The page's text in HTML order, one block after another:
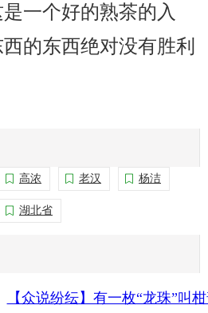
一个好的熟茶的入
的东西绝对没有胜利
高浓 老汉 杨洁
湖北省
【众说纷纭】有一枚“龙珠”叫